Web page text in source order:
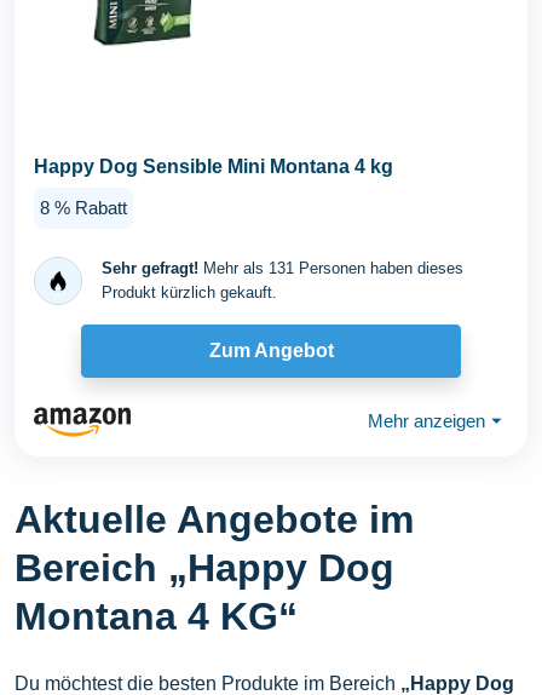
Happy Dog Sensible Mini Montana 4 kg
8 % Rabatt
Sehr gefragt! Mehr als 131 Personen haben dieses
Produkt kürzlich gekauft.
Zum Angebot
Mehr anzeigen ⏷
Aktuelle Angebote im
Bereich „Happy Dog
Montana 4 KG“
Du möchtest die besten Produkte im Bereich „Happy Dog